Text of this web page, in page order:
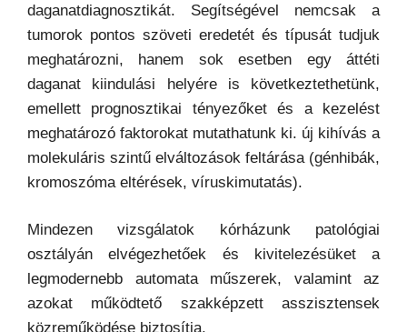
daganatdiagnosztikát. Segítségével nemcsak a
tumorok pontos szöveti eredetét és típusát tudjuk
meghatározni, hanem sok esetben egy áttéti
daganat kiindulási helyére is következtethetünk,
emellett prognosztikai tényezőket és a kezelést
meghatározó faktorokat mutathatunk ki. új kihívás a
molekuláris szintű elváltozások feltárása (génhibák,
kromoszóma eltérések, víruskimutatás).
Mindezen vizsgálatok kórházunk patológiai
osztályán elvégezhetőek és kivitelezésüket a
legmodernebb automata műszerek, valamint az
azokat működtető szakképzett asszisztensek
közreműködése biztosítja.